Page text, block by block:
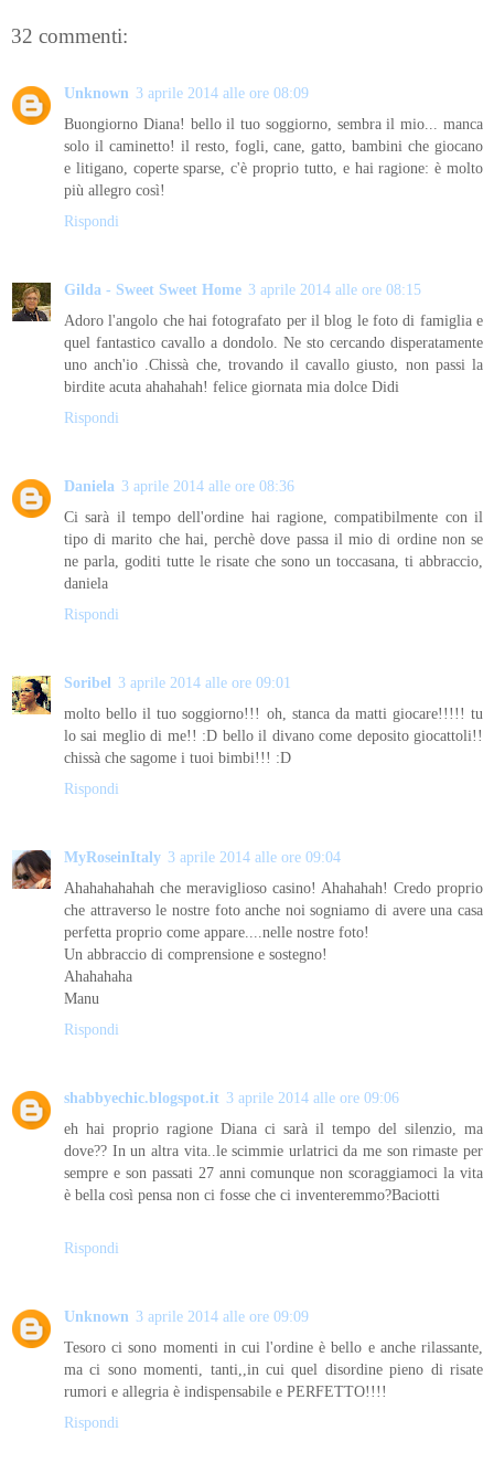
32 commenti:
Unknown 3 aprile 2014 alle ore 08:09
Buongiorno Diana! bello il tuo soggiorno, sembra il mio... manca
solo il caminetto! il resto, fogli, cane, gatto, bambini che giocano
e litigano, coperte sparse, c'è proprio tutto, e hai ragione: è molto
più allegro così!
Rispondi
Gilda - Sweet Sweet Home 3 aprile 2014 alle ore 08:15
Adoro l'angolo che hai fotografato per il blog le foto di famiglia e
quel fantastico cavallo a dondolo. Ne sto cercando disperatamente
uno anch'io .Chissà che, trovando il cavallo giusto, non passi la
birdite acuta ahahahah! felice giornata mia dolce Didi
Rispondi
Daniela 3 aprile 2014 alle ore 08:36
Ci sarà il tempo dell'ordine hai ragione, compatibilmente con il
tipo di marito che hai, perchè dove passa il mio di ordine non se
ne parla, goditi tutte le risate che sono un toccasana, ti abbraccio,
daniela
Rispondi
Soribel 3 aprile 2014 alle ore 09:01
molto bello il tuo soggiorno!!! oh, stanca da matti giocare!!!!! tu
lo sai meglio di me!! :D bello il divano come deposito giocattoli!!
chissà che sagome i tuoi bimbi!!! :D
Rispondi
MyRoseinItaly 3 aprile 2014 alle ore 09:04
Ahahahahahah che meraviglioso casino! Ahahahah! Credo proprio
che attraverso le nostre foto anche noi sogniamo di avere una casa
perfetta proprio come appare....nelle nostre foto!
Un abbraccio di comprensione e sostegno!
Ahahahaha
Manu
Rispondi
shabbyechic.blogspot.it 3 aprile 2014 alle ore 09:06
eh hai proprio ragione Diana ci sarà il tempo del silenzio, ma
dove?? In un altra vita..le scimmie urlatrici da me son rimaste per
sempre e son passati 27 anni comunque non scoraggiamoci la vita
è bella così pensa non ci fosse che ci inventeremmo?Baciotti
Rispondi
Unknown 3 aprile 2014 alle ore 09:09
Tesoro ci sono momenti in cui l'ordine è bello e anche rilassante,
ma ci sono momenti, tanti,,in cui quel disordine pieno di risate
rumori e allegria è indispensabile e PERFETTO!!!!
Rispondi